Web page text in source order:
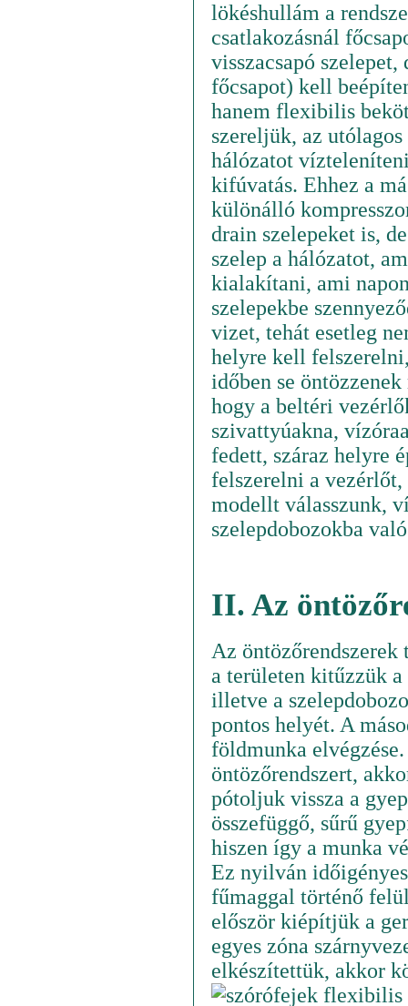
lökéshullám a
csatlakozásnál
visszacsapó
főcsapot) kell
hanem flexibilis
szereljük, az utólagos
hálózatot
kifúvatás. Ehhez a
különálló
drain szelepeket is,
szelep a hálózatot,
kialakítani, ami
szelepekbe
vizet, tehát esetleg
helyre kell
időben se
hogy a beltéri
szivattyúakna,
fedett, száraz helyre
felszerelni a
modellt válasszunk,
szelepdobozokba
II. Az
Az
a területen kitűzzük
illetve a
pontos helyét. A
földmunka
öntözőrendszert,
pótoljuk vissza a
összefüggő, sűrű
hiszen így a munka
Ez nyilván
fűmaggal történő
először kiépítjük a
egyes zóna
elkészítettük, akkor